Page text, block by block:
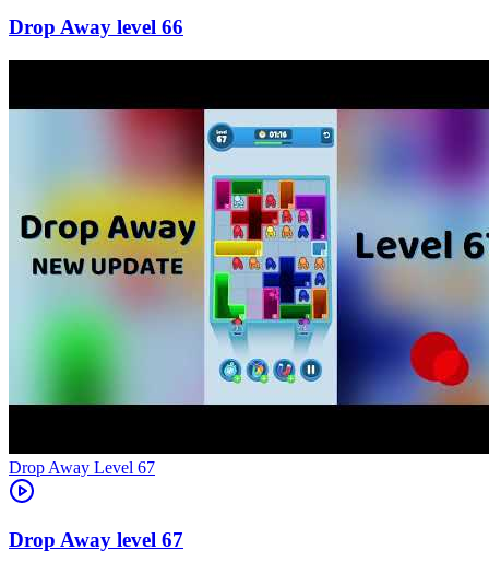
66
Level 67
67